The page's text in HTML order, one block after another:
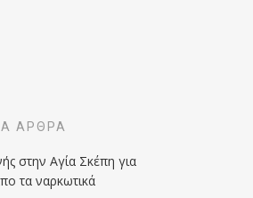
ΆΡΘΡΑ
στην Αγία Σκέπη για
τα ναρκωτικά